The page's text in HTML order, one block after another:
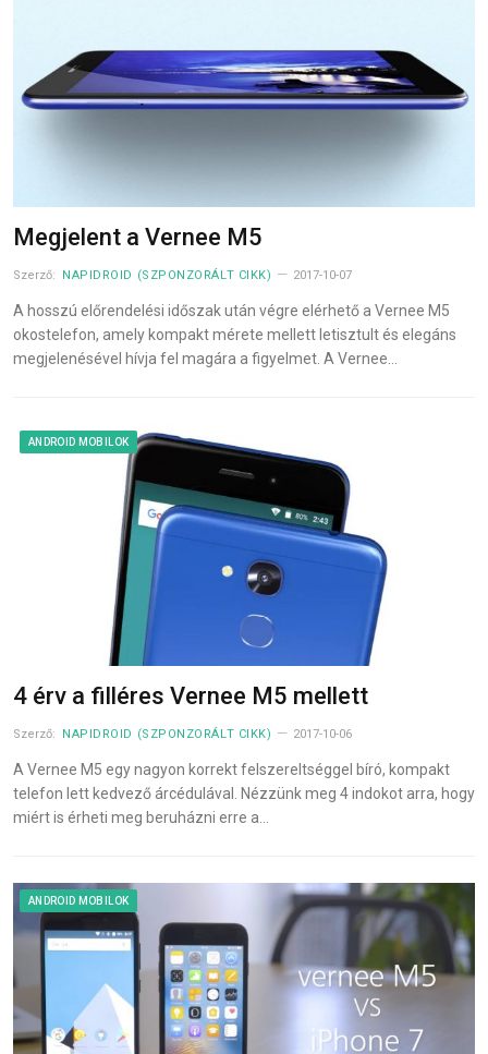
Megjelent a Vernee M5
Szerző: NAPIDROID (SZPONZORÁLT CIKK) 2017-10-07
A hosszú előrendelési időszak után végre elérhető a Vernee M5
okostelefon, amely kompakt mérete mellett letisztult és elegáns
megjelenésével hívja fel magára a figyelmet. A Vernee…
ANDROID MOBILOK
4 érv a filléres Vernee M5 mellett
Szerző: NAPIDROID (SZPONZORÁLT CIKK) 2017-10-06
A Vernee M5 egy nagyon korrekt felszereltséggel bíró, kompakt
telefon lett kedvező árcédulával. Nézzünk meg 4 indokot arra, hogy
miért is érheti meg beruházni erre a…
ANDROID MOBILOK